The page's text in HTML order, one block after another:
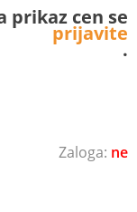
ne
prikaz cen se
prijavite
.